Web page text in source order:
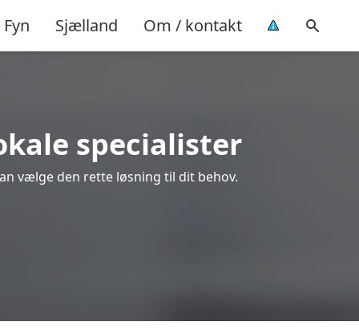
Fyn Sjælland Om / kontakt
specialister
vælge den rette løsning til dit behov.